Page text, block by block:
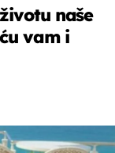
naše
vam i